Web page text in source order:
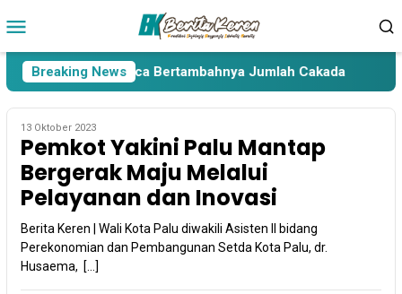
ke
Mobile
Breaking News
Lima Paslon Pasca Bertambahnya Jumlah Cakada
13 Oktober 2023
Pemkot Yakini Palu Mantap
Bergerak Maju Melalui
Pelayanan dan Inovasi
Berita Keren | Wali Kota Palu diwakili Asisten II bidang
Perekonomian dan Pembangunan Setda Kota Palu, dr.
Husaema, […]